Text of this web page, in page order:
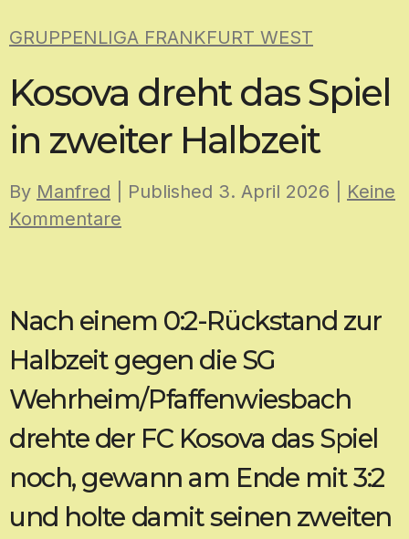
toGRUPPENLIGA FRANKFURT WEST
Kosova dreht das Spiel
in zweiter Halbzeit
By Manfred | Published 3. April 2026
Keine
Kommentare
Nach einem 0:2-Rückstand zur
Halbzeit gegen die SG
Wehrheim/Pfaffenwiesbach
drehte der FC Kosova das Spiel
noch, gewann am Ende mit 3:2
und holte damit seinen zweiten